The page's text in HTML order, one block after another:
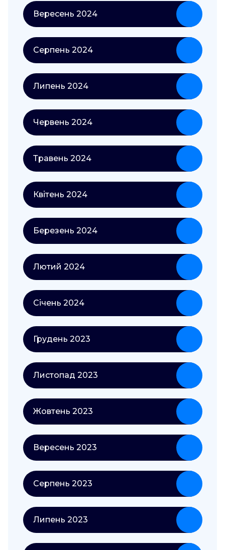
Вересень 2024
Серпень 2024
Липень 2024
Червень 2024
Травень 2024
Квітень 2024
Березень 2024
Лютий 2024
Січень 2024
Грудень 2023
Листопад 2023
Жовтень 2023
Вересень 2023
Серпень 2023
Липень 2023